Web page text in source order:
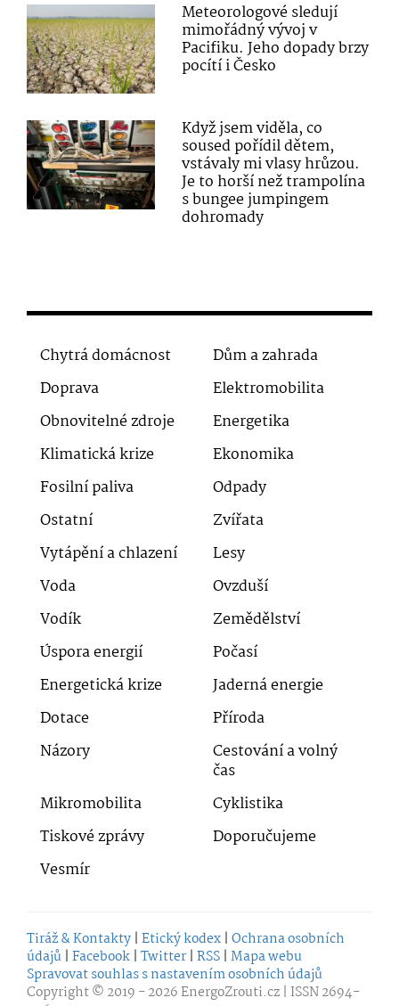
Meteorologové sledují
mimořádný vývoj v
Pacifiku. Jeho dopady brzy
pocítí i Česko
Když jsem viděla, co
soused pořídil dětem,
vstávaly mi vlasy hrůzou.
Je to horší než trampolína
s bungee jumpingem
dohromady
Chytrá domácnost
Dům a zahrada
Doprava
Elektromobilita
Obnovitelné zdroje
Energetika
Klimatická krize
Ekonomika
Fosilní paliva
Odpady
Ostatní
Zvířata
Vytápění a chlazení
Lesy
Voda
Ovzduší
Vodík
Zemědělství
Úspora energií
Počasí
Energetická krize
Jaderná energie
Dotace
Příroda
Názory
Cestování a volný
čas
Mikromobilita
Cyklistika
Tiskové zprávy
Doporučujeme
Vesmír
Tiráž & Kontakty | Etický kodex | Ochrana osobních
údajů | Facebook | Twitter | RSS | Mapa webu
Spravovat souhlas s nastavením osobních údajů
Copyright © 2019 - 2026EnergoZrouti.cz | ISSN 2694-